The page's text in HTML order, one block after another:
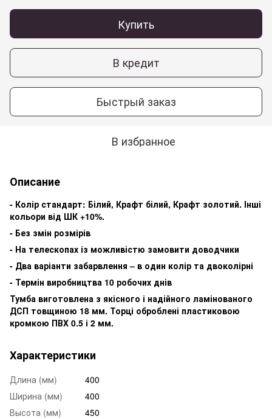
Купить
В кредит
Быстрый заказ
В избранное
Описание
- Колір стандарт: Білий, Крафт білий, Крафт золотий. Інші
кольори від ШК +10%.
- Без змін розмірів
- На телескопах із можливістю замовити доводчики
- Два варіанти забарвлення – в один колір та двоколірні
- Термін виробництва 10 робочих днів
Тумба виготовлена з якісного і надійного ламінованого
ДСП товщиною 18 мм. Торці оброблені пластиковою
кромкою ПВХ 0.5 і 2 мм.
Характеристики
Длина (мм)
400
Ширина (мм)
400
Высота (мм)
450